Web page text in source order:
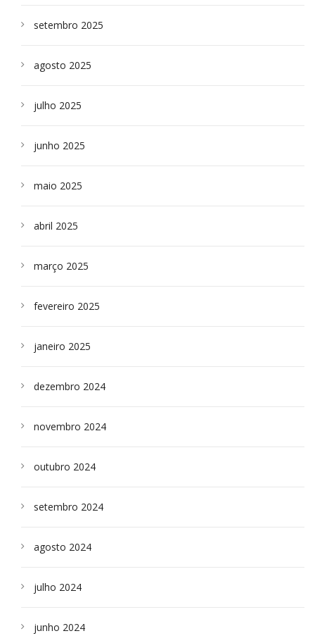
setembro 2025
agosto 2025
julho 2025
junho 2025
maio 2025
abril 2025
março 2025
fevereiro 2025
janeiro 2025
dezembro 2024
novembro 2024
outubro 2024
setembro 2024
agosto 2024
julho 2024
junho 2024